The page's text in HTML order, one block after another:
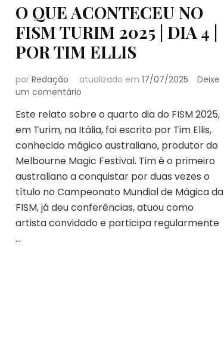
O QUE ACONTECEU NO
FISM TURIM 2025 | DIA 4 |
POR TIM ELLIS
por Redação atualizado em 17/07/2025
Deixe
um comentárioem
QUE
ACONTECEU
NO
FISM
TURIM
2025
|
DIA
|
Este relato sobre o quarto dia do FISM 2025,
em Turim, na Itália, foi escrito por Tim Ellis,
conhecido mágico australiano, produtor do
Melbourne Magic Festival. Tim é o primeiro
australiano a conquistar por duas vezes o
título no Campeonato Mundial de Mágica da
FISM, já deu conferências, atuou como
artista convidado e participa regularmente
…